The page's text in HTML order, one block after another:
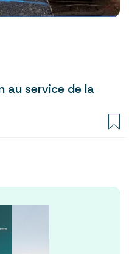
au service de la